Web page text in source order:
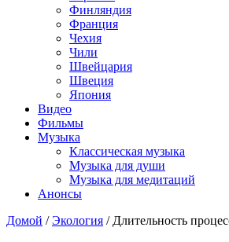
Финляндия
Франция
Чехия
Чили
Швейцария
Швеция
Япония
Видео
Фильмы
Музыка
Классическая музыка
Музыка для души
Музыка для медитаций
Анонсы
Домой / Экология / Длительность